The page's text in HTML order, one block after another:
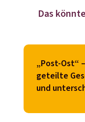
Das
„Post-Ost“
geteilte
und